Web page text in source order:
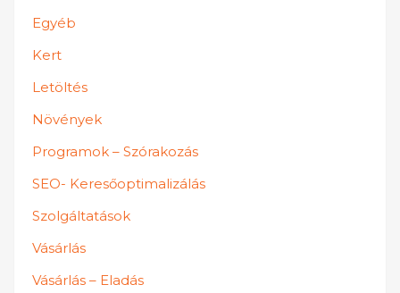
Egyéb
Kert
Letöltés
Növények
Programok – Szórakozás
SEO- Keresőoptimalizálás
Szolgáltatások
Vásárlás
Vásárlás – Eladás